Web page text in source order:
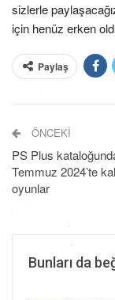
sizlerle
için henüz erken
Paylaş
ÖNCEKI
PS Plus
Temmuz 2024’te
oyunlar
Bunları da